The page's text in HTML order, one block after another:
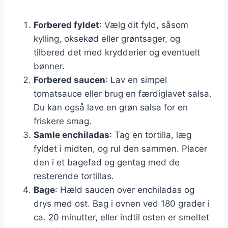
Forbered fyldet: Vælg dit fyld, såsom
kylling, oksekød eller grøntsager, og
tilbered det med krydderier og eventuelt
bønner.
Forbered saucen: Lav en simpel
tomatsauce eller brug en færdiglavet salsa.
Du kan også lave en grøn salsa for en
friskere smag.
Samle enchiladas: Tag en tortilla, læg
fyldet i midten, og rul den sammen. Placer
den i et bagefad og gentag med de
resterende tortillas.
Bage: Hæld saucen over enchiladas og
drys med ost. Bag i ovnen ved 180 grader i
ca. 20 minutter, eller indtil osten er smeltet